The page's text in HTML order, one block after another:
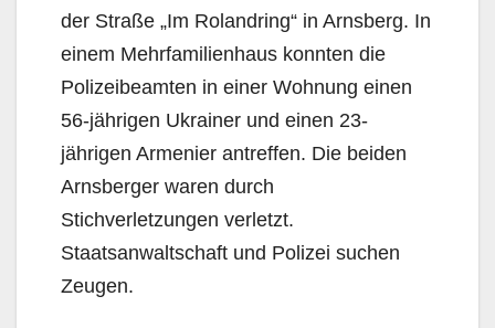
der Straße „Im Rolandring“ in Arnsberg. In
einem Mehrfamilienhaus konnten die
Polizeibeamten in einer Wohnung einen
56-jährigen Ukrainer und einen 23-
jährigen Armenier antreffen. Die beiden
Arnsberger waren durch
Stichverletzungen verletzt.
Staatsanwaltschaft und Polizei suchen
Zeugen.